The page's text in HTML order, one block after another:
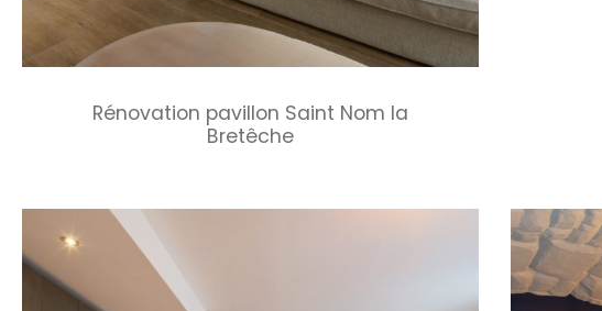
Rénovation pavillon Saint Nom la
Bretêche